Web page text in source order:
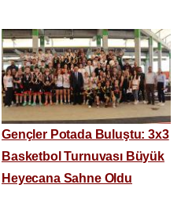
Gençler Potada Buluştu: 3x3
Basketbol Turnuvası Büyük
Heyecana Sahne Oldu